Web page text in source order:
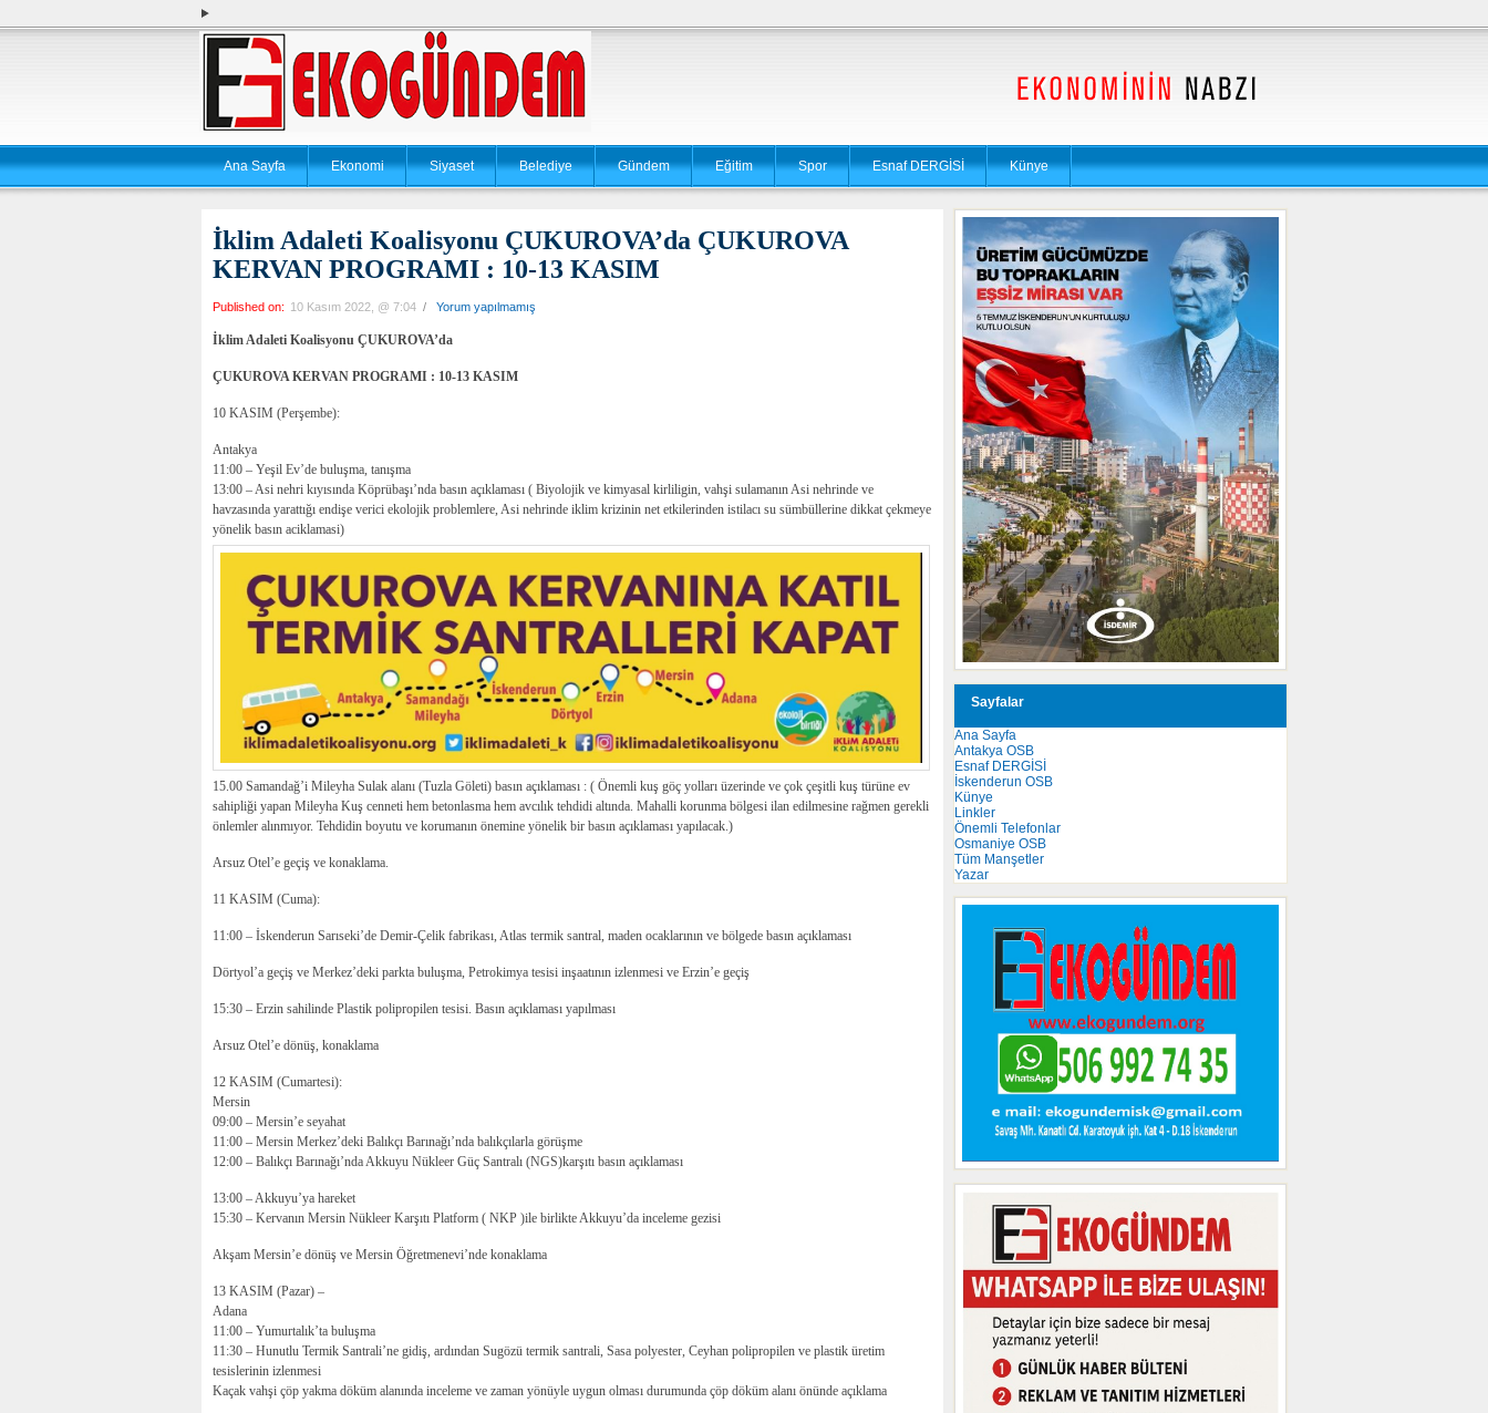
Ana Sayfa Ekonomi Siyaset Belediye Gündem Eğitim Spor Esnaf DERGİSİ Künye
İklim Adaleti Koalisyonu ÇUKUROVA’da ÇUKUROVA
KERVAN PROGRAMI : 10-13 KASIM
Published on: 10 Kasım 2022, @ 7:04 / Yorum yapılmamış
İklim Adaleti Koalisyonu ÇUKUROVA’da
ÇUKUROVA KERVAN PROGRAMI : 10-13 KASIM
10 KASIM (Perşembe):
Antakya
11:00 – Yeşil Ev’de buluşma, tanışma
13:00 – Asi nehri kıyısında Köprübaşı’nda basın açıklaması ( Biyolojik ve kimyasal kirliligin, vahşi sulamanın Asi nehrinde ve
havzasında yarattığı endişe verici ekolojik problemlere, Asi nehrinde iklim krizinin net etkilerinden istilacı su sümbüllerine dikkat çekmeye
yönelik basın aciklamasi)
15.00 Samandağ’i Mileyha Sulak alanı (Tuzla Göleti) basın açıklaması : ( Önemli kuş göç yolları üzerinde ve çok çeşitli kuş türüne ev
sahipliği yapan Mileyha Kuş cenneti hem betonlasma hem avcılık tehdidi altında. Mahalli korunma bölgesi ilan edilmesine rağmen gerekli
önlemler alınmıyor. Tehdidin boyutu ve korumanın önemine yönelik bir basın açıklaması yapılacak.)
Arsuz Otel’e geçiş ve konaklama.
11 KASIM (Cuma):
11:00 – İskenderun Sarıseki’de Demir-Çelik fabrikası, Atlas termik santral, maden ocaklarının ve bölgede basın açıklaması
Dörtyol’a geçiş ve Merkez’deki parkta buluşma, Petrokimya tesisi inşaatının izlenmesi ve Erzin’e geçiş
15:30 – Erzin sahilinde Plastik polipropilen tesisi. Basın açıklaması yapılması
Arsuz Otel’e dönüş, konaklama
12 KASIM (Cumartesi):
Mersin
09:00 – Mersin’e seyahat
11:00 – Mersin Merkez’deki Balıkçı Barınağı’nda balıkçılarla görüşme
12:00 – Balıkçı Barınağı’nda Akkuyu Nükleer Güç Santralı (NGS)karşıtı basın açıklaması
13:00 – Akkuyu’ya hareket
15:30 – Kervanın Mersin Nükleer Karşıtı Platform ( NKP )ile birlikte Akkuyu’da inceleme gezisi
Akşam Mersin’e dönüş ve Mersin Öğretmenevi’nde konaklama
13 KASIM (Pazar) –
Adana
11:00 – Yumurtalık’ta buluşma
11:30 – Hunutlu Termik Santrali’ne gidiş, ardından Sugözü termik santrali, Sasa polyester, Ceyhan polipropilen ve plastik üretim
tesislerinin izlenmesi
Kaçak vahşi çöp yakma döküm alanında inceleme ve zaman yönüyle uygun olması durumunda çöp döküm alanı önünde açıklama
Sayfalar
Ana Sayfa
Antakya OSB
Esnaf DERGİSİ
İskenderun OSB
Künye
Linkler
Önemli Telefonlar
Osmaniye OSB
Tüm Manşetler
Yazar